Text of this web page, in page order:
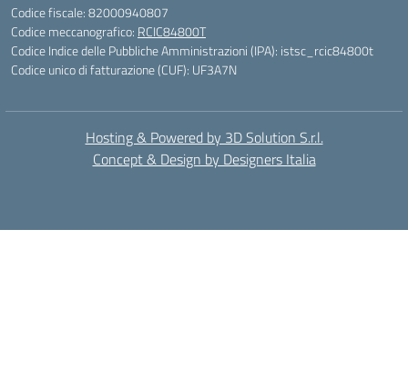
Codice fiscale: 82000940807
Codice meccanografico: RCIC84800T
Codice Indice delle Pubbliche Amministrazioni (IPA): istsc_rcic84800t
Codice unico di fatturazione (CUF): UF3A7N
Hosting & Powered by 3D Solution S.r.l.
Concept & Design by Designers Italia